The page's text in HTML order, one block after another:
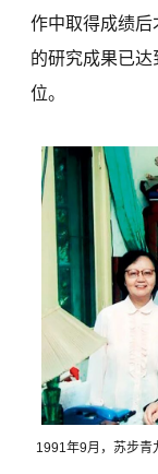
作中取得成绩
的研究成果已
位。
1991年9月，苏步青